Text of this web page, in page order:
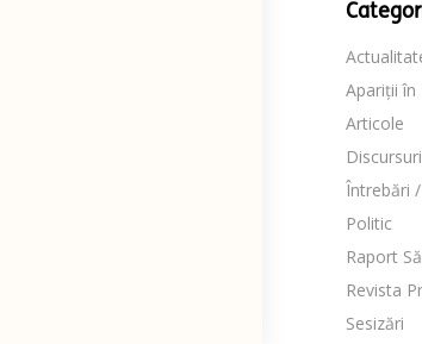
Apariții în
Articole
Discursuri
Întrebări
Politic
Raport
Revista
Sesizări